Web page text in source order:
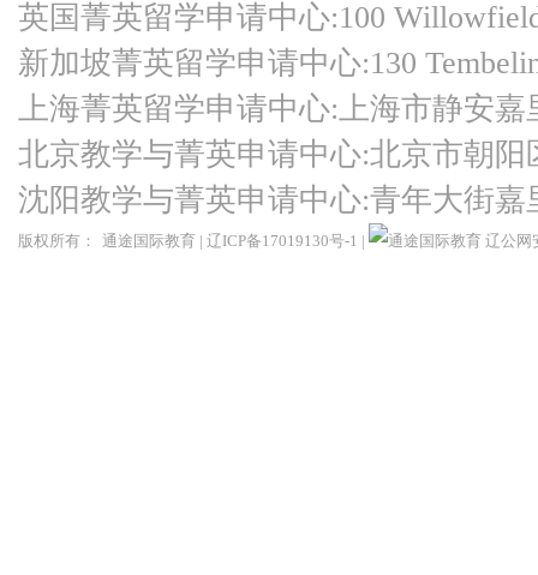
英国菁英留学申请中心:100
新加坡菁英留学申请中心:130
上海菁英留学申请中心:上海市静安嘉
北京教学与菁英申请中心:北京市朝
沈阳教学与菁英申请中心:青年大街
版权所有： 通途国际教育 | 辽ICP备17019130号-1 | 辽公网